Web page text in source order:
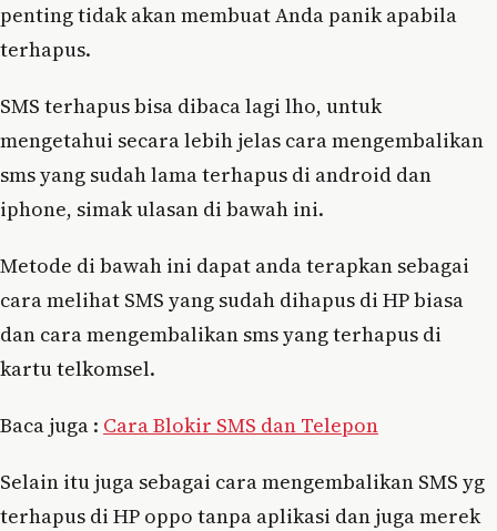
penting tidak akan membuat Anda panik apabila
terhapus.
SMS terhapus bisa dibaca lagi lho, untuk
mengetahui secara lebih jelas cara mengembalikan
sms yang sudah lama terhapus di android dan
iphone, simak ulasan di bawah ini.
Metode di bawah ini dapat anda terapkan sebagai
cara melihat SMS yang sudah dihapus di HP biasa
dan cara mengembalikan sms yang terhapus di
kartu telkomsel.
Baca juga : Cara Blokir SMS dan Telepon
Selain itu juga sebagai cara mengembalikan SMS yg
terhapus di HP oppo tanpa aplikasi dan juga merek